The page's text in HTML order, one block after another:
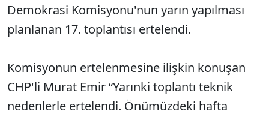
Demokrasi Komisyonu'nun yarın yapılması
planlanan 17. toplantısı ertelendi.
Komisyonun ertelenmesine ilişkin konuşan
CHP'li Murat Emir “Yarınki toplantı teknik
nedenlerle ertelendi. Önümüzdeki hafta